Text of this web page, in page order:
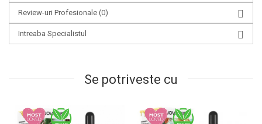
Review-uri Profesionale (0)
Intreaba Specialistul
Se potriveste cu